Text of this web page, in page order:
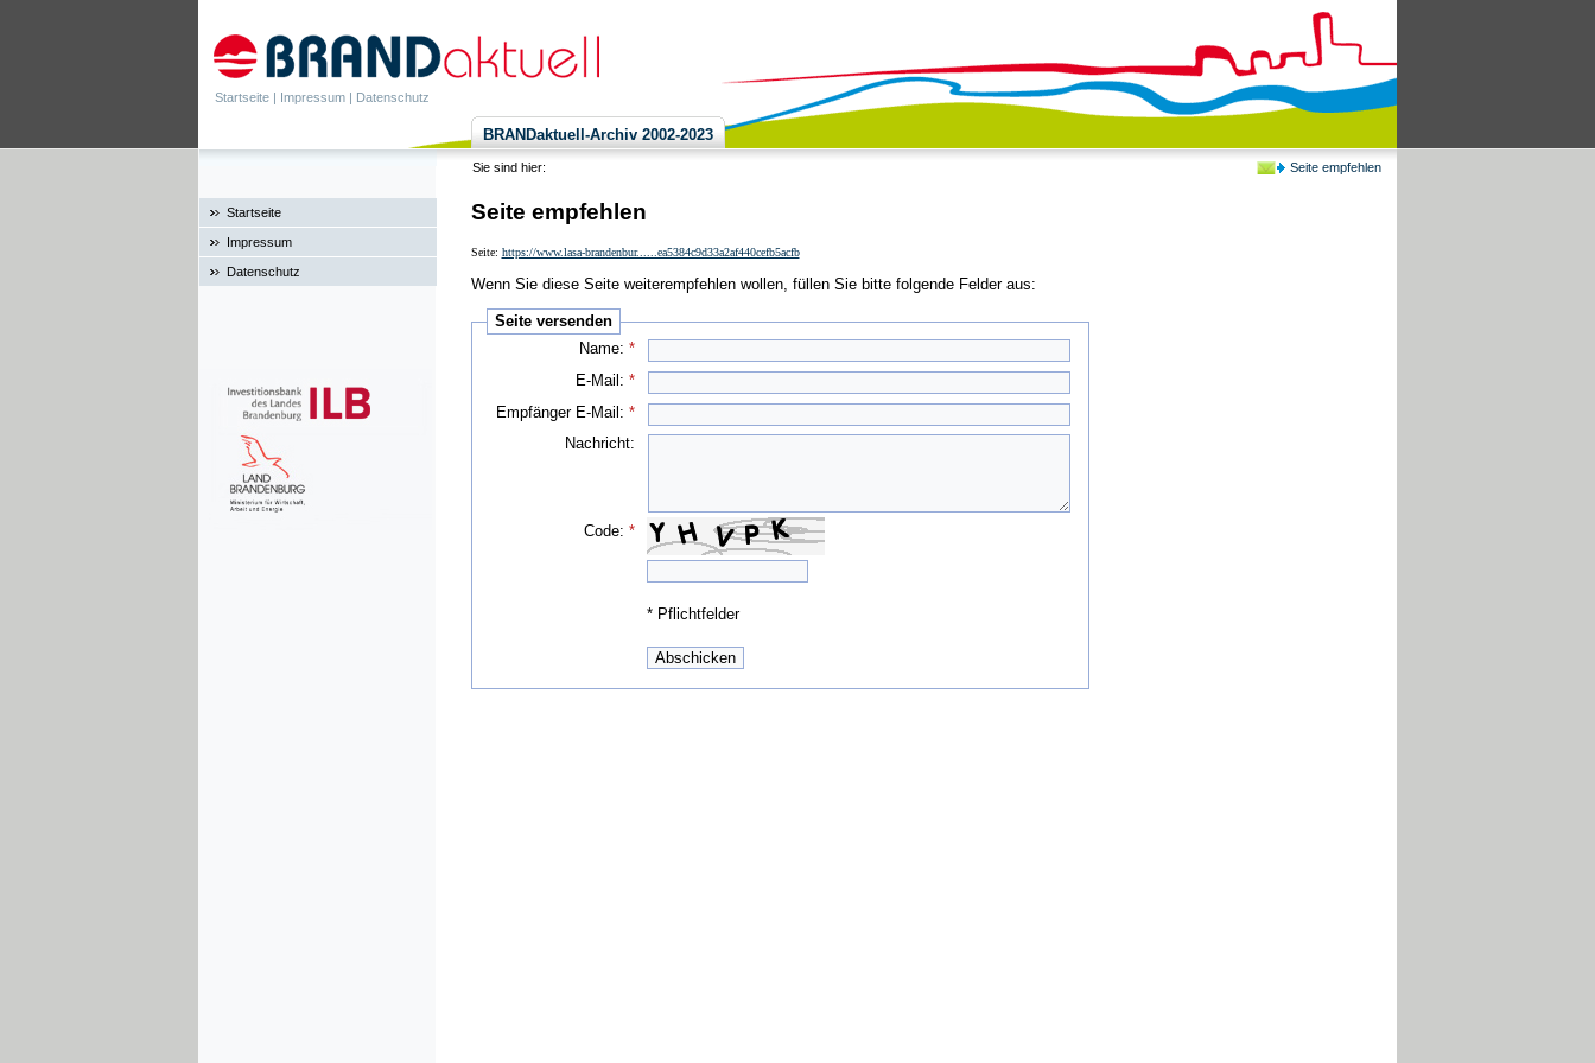
Startseite | Impressum | Datenschutz
Seite empfehlen
BRANDaktuell-Archiv 2002-2023
Sie sind hier:
Startseite
Impressum
Datenschutz
Seite empfehlen
Seite: https://www.lasa-brandenbur......ea5384c9d33a2af440cefb5acfb
Wenn Sie diese Seite weiterempfehlen wollen, füllen Sie bitte folgende Felder aus:
Seite versenden
Name:*
E-Mail:*
Empfänger E-Mail:*
Nachricht:
Code:*
* Pflichtfelder